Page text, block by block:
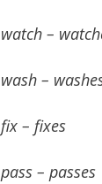
watch –
wash –
fix – fixes
pass – passes